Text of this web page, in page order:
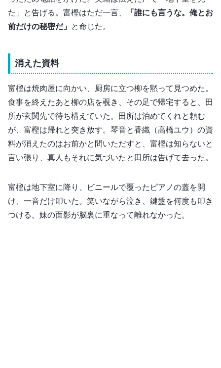
た」と告げる。富樫はただ一言、
「誰にも言うな。俺とお
前だけの秘密だ」 と命じた。
消えた資料
富樫は焼肉屋に向かい、厨房に立つ柳を黙って見つめた。
食事を終えたあと柳の店を覗き、その足で帰宅すると、田
所が玄関先で待ち構えていた。田所は泊めてくれと頼む
が、富樫は帰れと突き放す。琴音と香織（高橋ユウ）の資
料が消えたのはお前かと問いただすと、富樫は知らないと
言い張り、真人もそれに気づいたと田所は告げて去った。
富樫は地下室に降り、ビニールで覆ったピアノの蓋を開
け、一音だけ叩いた。笑いながら泣き、鍵盤を何度も叩き
つける。妹の面影が脳裏に重なって離れなかった。